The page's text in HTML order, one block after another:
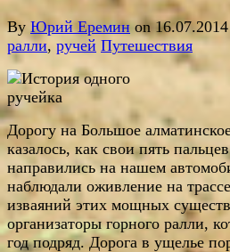
By Юрий Ереминon 16.07.2014
ралли, ручей Путешествия
Дорогу на Большое
казалось, как свои пять
направились на нашем
наблюдали оживление на
изваяний этих мощных
организаторы горного ралли,
год подряд. Дорога в ущелье